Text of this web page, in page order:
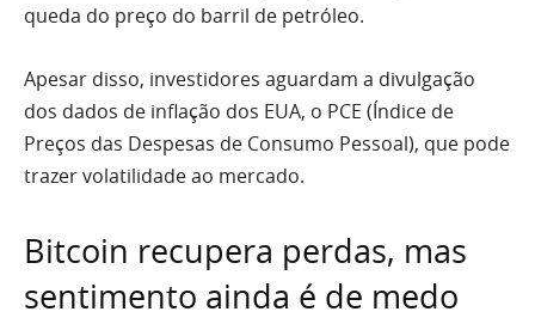
queda do preço do barril de petróleo.
Apesar disso, investidores aguardam a divulgação
dos dados de inflação dos EUA, o PCE (Índice de
Preços das Despesas de Consumo Pessoal), que pode
trazer volatilidade ao mercado.
Bitcoin recupera perdas, mas
sentimento ainda é de medo